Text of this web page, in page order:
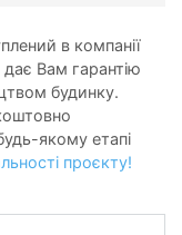
в компанії
дає Вам гарантію
будинку.
якому етапі
проєкту!